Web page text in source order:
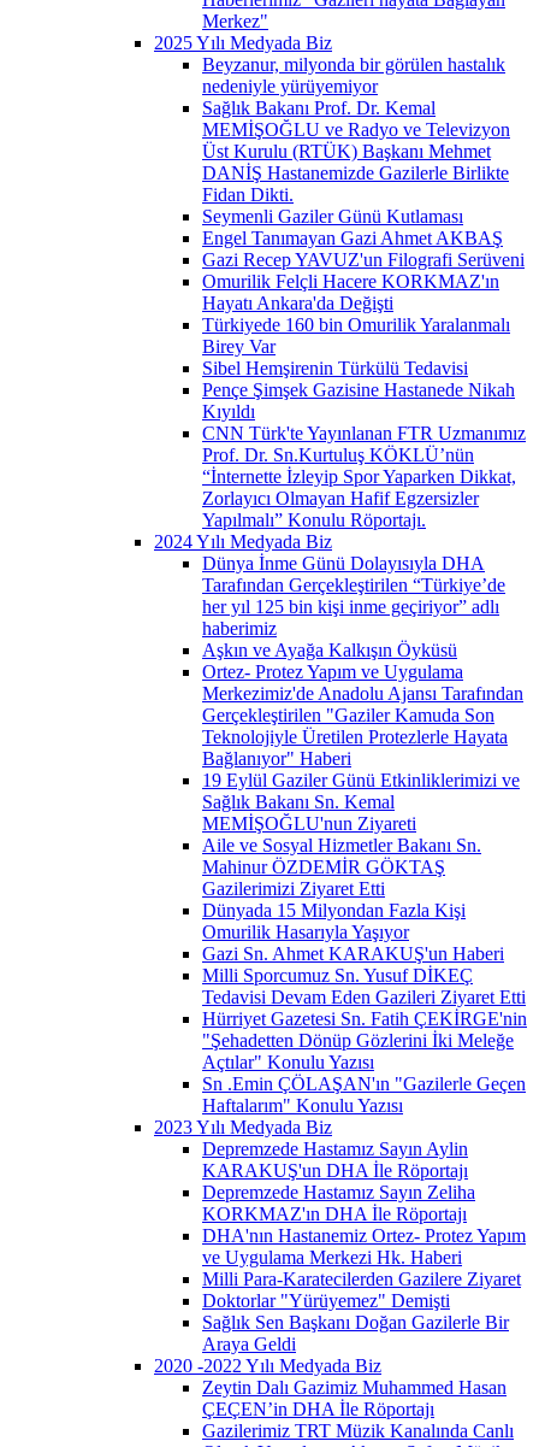
Merkez"
2025 Yılı Medyada Biz
Beyzanur, milyonda bir görülen hastalık
nedeniyle yürüyemiyor
Sağlık Bakanı Prof. Dr. Kemal
MEMİŞOĞLU ve Radyo ve Televizyon
Üst Kurulu (RTÜK) Başkanı Mehmet
DANİŞ Hastanemizde Gazilerle Birlikte
Fidan Dikti.
Seymenli Gaziler Günü Kutlaması
Engel Tanımayan Gazi Ahmet AKBAŞ
Gazi Recep YAVUZ'un Filografi Serüveni
Omurilik Felçli Hacere KORKMAZ'ın
Hayatı Ankara'da Değişti
Türkiyede 160 bin Omurilik Yaralanmalı
Birey Var
Sibel Hemşirenin Türkülü Tedavisi
Pençe Şimşek Gazisine Hastanede Nikah
Kıyıldı
CNN Türk'te Yayınlanan FTR Uzmanımız
Prof. Dr. Sn.Kurtuluş KÖKLÜ’nün
“İnternette İzleyip Spor Yaparken Dikkat,
Zorlayıcı Olmayan Hafif Egzersizler
Yapılmalı” Konulu Röportajı.
2024 Yılı Medyada Biz
Dünya İnme Günü Dolayısıyla DHA
Tarafından Gerçekleştirilen “Türkiye’de
her yıl 125 bin kişi inme geçiriyor” adlı
haberimiz
Aşkın ve Ayağa Kalkışın Öyküsü
Ortez- Protez Yapım ve Uygulama
Merkezimiz'de Anadolu Ajansı Tarafından
Gerçekleştirilen "Gaziler Kamuda Son
Teknolojiyle Üretilen Protezlerle Hayata
Bağlanıyor" Haberi
19 Eylül Gaziler Günü Etkinliklerimizi ve
Sağlık Bakanı Sn. Kemal
MEMİŞOĞLU'nun Ziyareti
Aile ve Sosyal Hizmetler Bakanı Sn.
Mahinur ÖZDEMİR GÖKTAŞ
Gazilerimizi Ziyaret Etti
Dünyada 15 Milyondan Fazla Kişi
Omurilik Hasarıyla Yaşıyor
Gazi Sn. Ahmet KARAKUŞ'un Haberi
Milli Sporcumuz Sn. Yusuf DİKEÇ
Tedavisi Devam Eden Gazileri Ziyaret Etti
Hürriyet Gazetesi Sn. Fatih ÇEKİRGE'nin
"Şehadetten Dönüp Gözlerini İki Meleğe
Açtılar" Konulu Yazısı
Sn .Emin ÇÖLAŞAN'ın "Gazilerle Geçen
Haftalarım" Konulu Yazısı
2023 Yılı Medyada Biz
Depremzede Hastamız Sayın Aylin
KARAKUŞ'un DHA İle Röportajı
Depremzede Hastamız Sayın Zeliha
KORKMAZ'ın DHA İle Röportajı
DHA'nın Hastanemiz Ortez- Protez Yapım
ve Uygulama Merkezi Hk. Haberi
Milli Para-Karatecilerden Gazilere Ziyaret
Doktorlar "Yürüyemez" Demişti
Sağlık Sen Başkanı Doğan Gazilerle Bir
Araya Geldi
2020 -2022 Yılı Medyada Biz
Zeytin Dalı Gazimiz Muhammed Hasan
ÇEÇEN’in DHA İle Röportajı
Gazilerimiz TRT Müzik Kanalında Canlı